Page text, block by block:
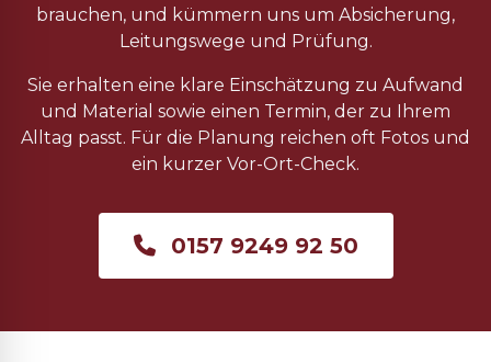
brauchen, und kümmern uns um Absicherung,
Leitungswege und Prüfung.
Sie erhalten eine klare Einschätzung zu Aufwand
und Material sowie einen Termin, der zu Ihrem
Alltag passt. Für die Planung reichen oft Fotos und
ein kurzer Vor-Ort-Check.
0157 9249 92 50